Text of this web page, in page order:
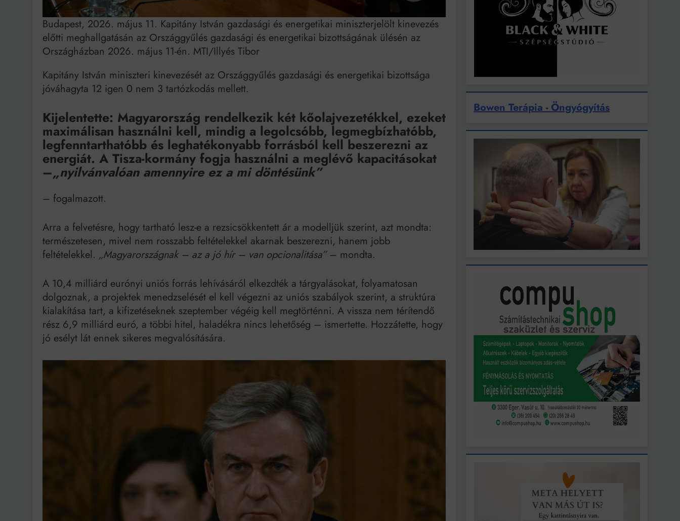
Budapest, 2026. május 11. Kapitány István gazdasági és energetikai miniszterjelölt kinevezés
előtti meghallgatásán az Országgyűlés gazdasági és energetikai bizottságának ülésén az
Országházban 2026. május 11-én. MTI/Illyés Tibor
Kapitány István miniszteri kinevezését az Országgyűlés gazdasági és energetikai bizottsága
jóváhagyta 12 igen 0 nem 3 tartózkodás mellett.
Kijelentette: Magyarország rendelkezik két kőolajvezetékkel, ezeket
maximálisan használni kell, mindig a legolcsóbb, legmegbízhatóbb,
legfenntarthatóbb és leghatékonyabb forrásból kell beszerezni az
energiát. A Tisza-kormány fogja használni a meglévő kapacitásokat
–„nyilvánvalóan amennyire ez a mi döntésünk”
– fogalmazott.
Arra a felvetésre, hogy tartható lesz-e a rezsicsökkentett ár a modelljük szerint, azt mondta:
természetesen, mivel nem rosszabb feltételekkel akarnak beszerezni, hanem jobb
feltételekkel. „Magyarországnak – az a jó hír – van opcionalitása”– mondta.
A 10,4 milliárd eurónyi uniós forrás lehívásáról elkezdték a tárgyalásokat, folyamatosan
dolgoznak, a projektek menedzselését el kell végezni az uniós szabályok szerint, a struktúra
kialakítása tart, a kifizetéseknek szeptember végéig kell megtörténni. A vissza nem térítendő
rész 6,9 milliárd euró, a többi hitel, haladékra nincs lehetőség – ismertette. Hozzátette, hogy
jó esélyt lát ennek sikeres megvalósítására.
Bowen Terápia - Öngyógyítás